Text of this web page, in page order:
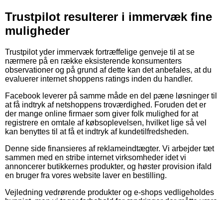
Trustpilot resulterer i immervæk fine
muligheder
Trustpilot yder immervæk fortræffelige genveje til at se
nærmere på en række eksisterende konsumenters
observationer og på grund af dette kan det anbefales, at du
evaluerer internet shoppens ratings inden du handler.
Facebook leverer på samme måde en del pæne løsninger til
at få indtryk af netshoppens troværdighed. Foruden det er
der mange online firmaer som giver folk mulighed for at
registrere en omtale af købsoplevelsen, hvilket lige så vel
kan benyttes til at få et indtryk af kundetilfredsheden.
Denne side finansieres af reklameindtægter. Vi arbejder tæt
sammen med en stribe internet virksomheder idet vi
annoncerer butikkernes produkter, og høster provision ifald
en bruger fra vores website laver en bestilling.
Vejledning vedrørende produkter og e-shops vedligeholdes